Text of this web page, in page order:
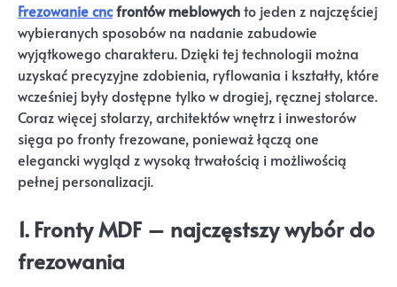
Frezowanie cncfrontów meblowychto jeden z najczęściej
wybieranych sposobów na nadanie zabudowie
wyjątkowego charakteru. Dzięki tej technologii można
uzyskać precyzyjne zdobienia, ryflowania i kształty, które
wcześniej były dostępne tylko w drogiej, ręcznej stolarce.
Coraz więcej stolarzy, architektów wnętrz i inwestorów
sięga po fronty frezowane, ponieważ łączą one
elegancki wygląd z wysoką trwałością i możliwością
pełnej personalizacji.
1.Fronty MDF – najczęstszy wybór do
frezowania